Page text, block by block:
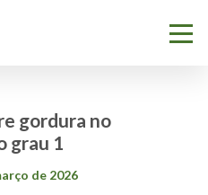
gordura no
grau 1
de 2026